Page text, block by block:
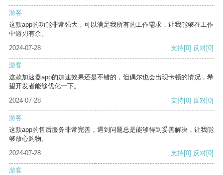
游客
这款app的功能非常强大，可以满足我所有的工作需求，让我能够在工作
中游刃有余。
2024-07-28
支持[0] 反对[0]
游客
这款加速器app的加速效果还是不错的，但偶尔也会出现卡顿的情况，希
望开发者能够优化一下。
2024-07-28
支持[0] 反对[0]
游客
这款app的售后服务非常完善，遇到问题总是能够得到妥善解决，让我能
够放心购物。
2024-07-28
支持[0] 反对[0]
游客